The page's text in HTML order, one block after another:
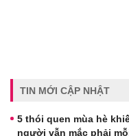
TIN MỚI CẬP NHẬT
5 thói quen mùa hè
người vẫn mắc phải